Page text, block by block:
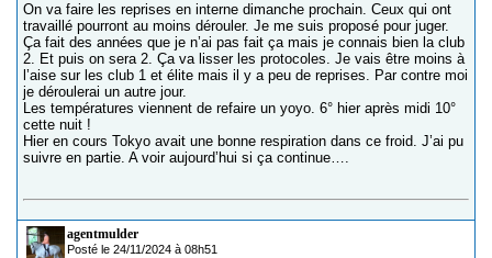
On va faire les reprises en interne dimanche prochain. Ceux qui ont
travaillé pourront au moins dérouler. Je me suis proposé pour juger.
Ça fait des années que je n’ai pas fait ça mais je connais bien la club
2. Et puis on sera 2. Ça va lisser les protocoles. Je vais être moins à
l’aise sur les club 1 et élite mais il y a peu de reprises. Par contre moi
je déroulerai un autre jour.
Les températures viennent de refaire un yoyo. 6° hier après midi 10°
cette nuit !
Hier en cours Tokyo avait une bonne respiration dans ce froid. J’ai pu
suivre en partie. A voir aujourd’hui si ça continue….
agentmulder
Posté le 24/11/2024 à 08h51